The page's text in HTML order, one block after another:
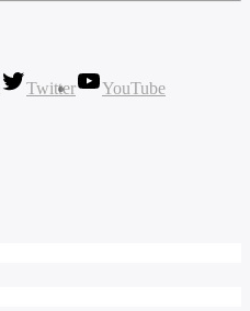
Twitter
YouTube